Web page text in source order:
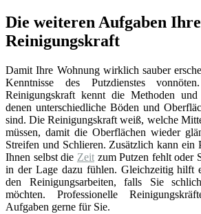
Die weiteren Aufgaben
Reinigungskraft
Damit Ihre Wohnung wirklich sauber
Kenntnisse des Putzdienstes
Reinigungskraft kennt die Methoden
denen unterschiedliche Böden und
sind. Die Reinigungskraft weiß, welche
müssen, damit die Oberflächen wieder
Streifen und Schlieren. Zusätzlich kann ein
Ihnen selbst die Zeitzum Putzen fehlt oder
in der Lage dazu fühlen. Gleichzeitig hilft
den Reinigungsarbeiten, falls Sie
möchten. Professionelle
Aufgaben gerne für Sie.